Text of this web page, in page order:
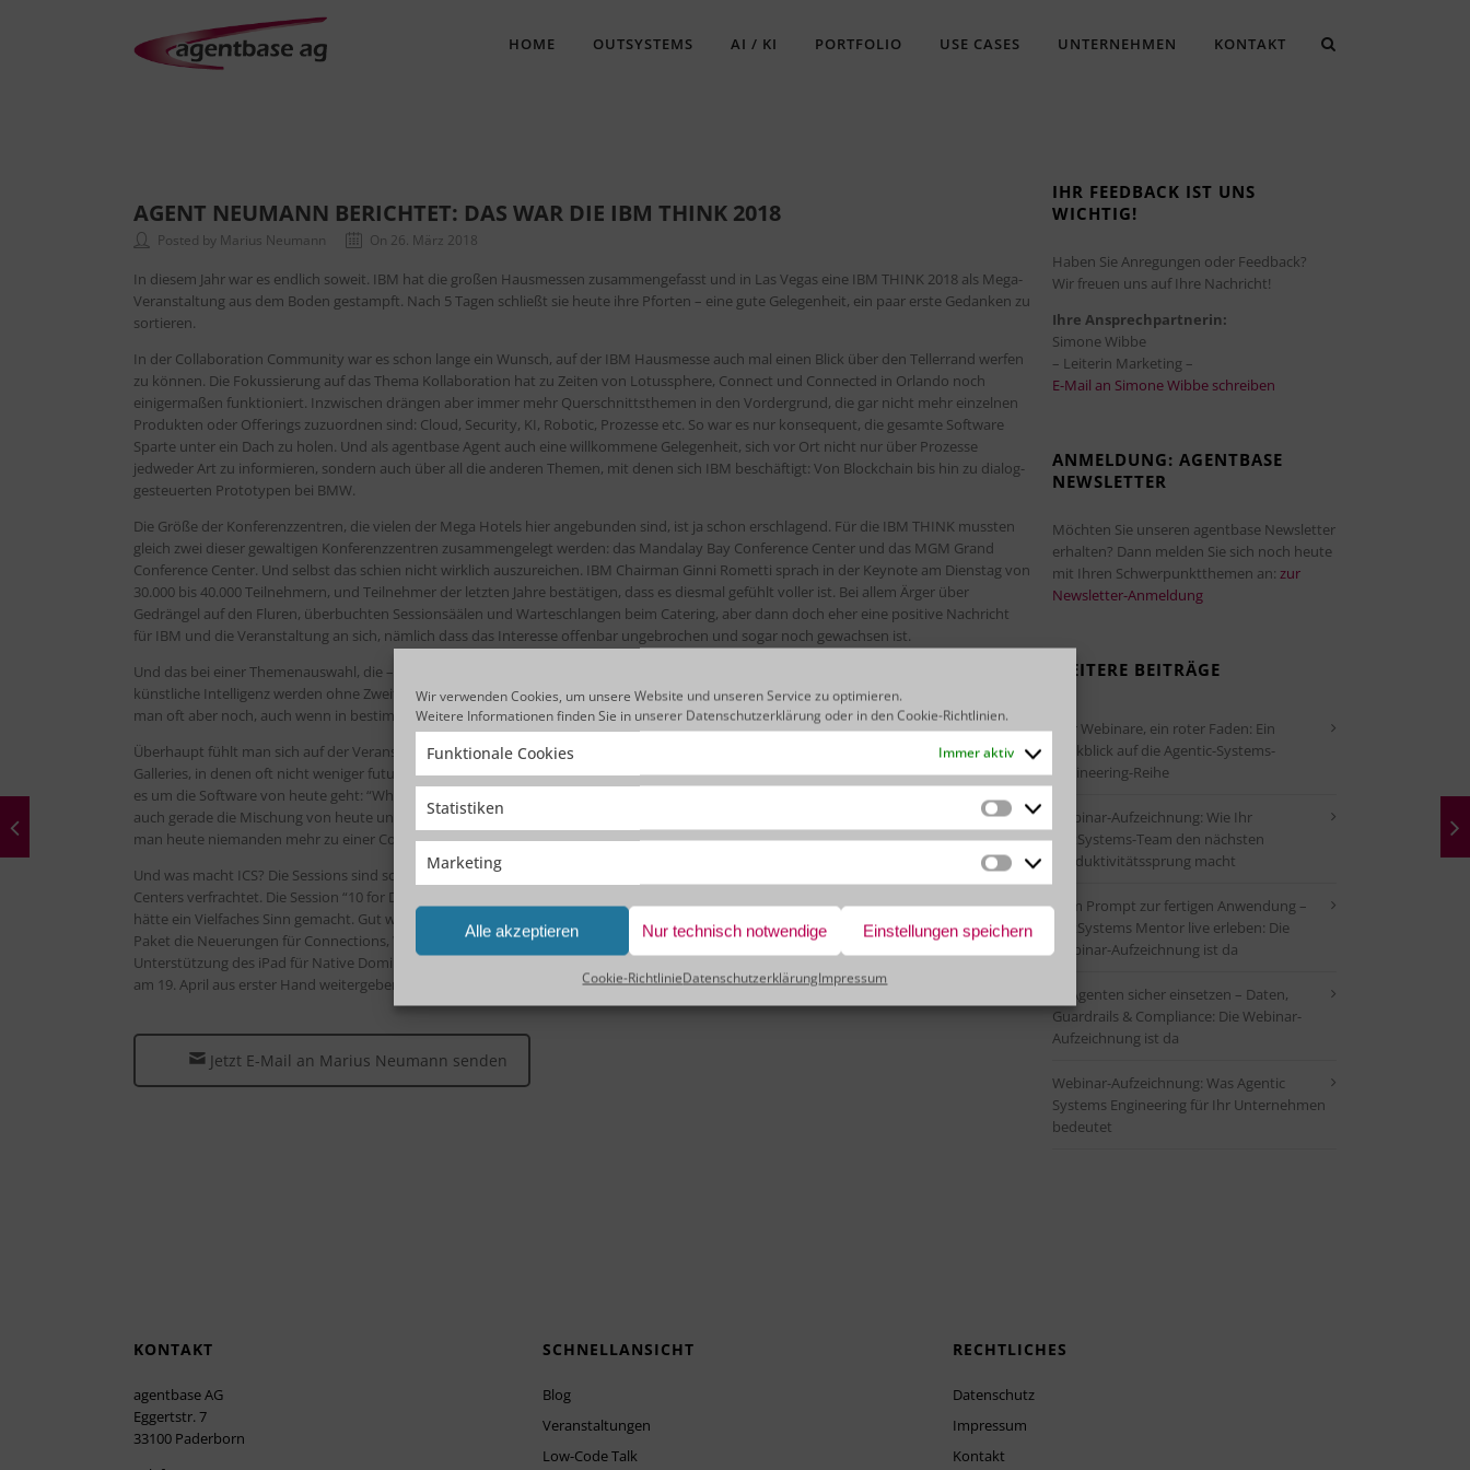
Wir verwenden Cookies, um unsere Website und unseren Service zu optimieren.
Weitere Informationen finden Sie in unserer Datenschutzerklärung oder in denCookie-Richtlinien.
Funktionale Cookies Immer aktiv
Statistiken Statistiken
Marketing Marketing
Alle akzeptieren Nur technisch notwendige Einstellungen speichern
Cookie-RichtlinieDatenschutzerklärungImpressum
HOME OUTSYSTEMS AI / KI PORTFOLIO USE CASES UNTERNEHMEN KONTAKT
AGENT NEUMANN BERICHTET: DAS WAR DIE IBM THINK 2018
Posted by Marius Neumann On 26. März 2018
In diesem Jahr war es endlich soweit. IBM hat die großen Hausmessen zusammengefasst und in Las Vegas eine IBM THINK 2018 als Mega-
Veranstaltung aus dem Boden gestampft. Nach 5 Tagen schließt sie heute ihre Pforten – eine gute Gelegenheit, ein paar erste Gedanken zu
sortieren.
In der Collaboration Community war es schon lange ein Wunsch, auf der IBM Hausmesse auch mal einen Blick über den Tellerrand werfen
zu können. Die Fokussierung auf das Thema Kollaboration hat zu Zeiten von Lotussphere, Connect und Connected in Orlando noch
einigermaßen funktioniert. Inzwischen drängen aber immer mehr Querschnittsthemen in den Vordergrund, die gar nicht mehr einzelnen
Produkten oder Offerings zuzuordnen sind: Cloud, Security, KI, Robotic, Prozesse etc. So war es nur konsequent, die gesamte Software
Sparte unter ein Dach zu holen. Und als agentbase Agent auch eine willkommene Gelegenheit, sich vor Ort nicht nur über Prozesse
jedweder Art zu informieren, sondern auch über all die anderen Themen, mit denen sich IBM beschäftigt: Von Blockchain bis hin zu dialog-
gesteuerten Prototypen bei BMW.
Die Größe der Konferenzzentren, die vielen der Mega Hotels hier angebunden sind, ist ja schon erschlagend. Für die IBM THINK mussten
gleich zwei dieser gewaltigen Konferenzzentren zusammengelegt werden: das Mandalay Bay Conference Center und das MGM Grand
Conference Center. Und selbst das schien nicht wirklich auszureichen. IBM Chairman Ginni Rometti sprach in der Keynote am Dienstag von
30.000 bis 40.000 Teilnehmern, und Teilnehmer der letzten Jahre bestätigen, dass es diesmal gefühlt voller ist. Bei allem Ärger über
Gedrängel auf den Fluren, überbuchten Sessionsäälen und Warteschlangen beim Catering, aber dann doch eher eine positive Nachricht
für IBM und die Veranstaltung an sich, nämlich dass das Interesse offenbar ungebrochen und sogar noch gewachsen ist.
Und das bei einer Themenauswahl, die – wie man es von IBM gewohnt ist – hoch innovativ und perspektivisch ist. Blockchain und
künstliche Intelligenz werden ohne Zweifel irgendwann den Weg in den IT Alltag finden. Die Geschäftsmodelle für die Welt von heute sucht
man oft aber noch, auch wenn in bestimmten Sparten wie der weltweiten Transportlogistik schon konkreten Nutzungen abzusehen sind.
Überhaupt fühlt man sich auf der Veranstaltung ein wenig wie zwischen zwei Welten: die futuristisch anmaßenden Think Theaters und
Galleries, in denen oft nicht weniger futuristische Themen auf der Agenda stehen und auf der anderen Seite die vielen Sessions, in denen
es um die Software von heute geht: “What’s New in …”, “Top 10 Features of …”, Labs, Breakout Sessions und so weiter. Vielleicht macht
auch gerade die Mischung von heute und von morgen den Reiz dieser Veranstaltung aus. Mit neuen Features einer x.x.1 Version kann
man heute niemanden mehr zu einer Convention locken. Die sind meistens sowieso alle schon im Vorfeld bekannt.
Und was macht ICS? Die Sessions sind schon sehr überschaubar, und ein wenig fühlt man sich in die hinteren Ecken des Convention
Centers verfrachtet. Die Session “10 for Domino 10: Top 10 Items from the #Domino2025 Jams” bot Platz für gefühlt 25 Personen. Hier
hätte ein Vielfaches Sinn gemacht. Gut war die Idee, alle Innovationen im ICS Bereich an einem halben Tag zu bündeln. So konnte man im
Paket die Neuerungen für Connections, Watson Workspace, der Watson Work Services Platform, Sametime und einer kommenden
Unterstützung des iPad für Native Domino Anwendungen gebündelt mitnehmen. Und wir können diese auf unserer Think Comes to You
am 19. April aus erster Hand weitergeben.
Jetzt E-Mail an Marius Neumann senden
IHR FEEDBACK IST UNS
WICHTIG!
Haben Sie Anregungen oder Feedback?
Wir freuen uns auf Ihre Nachricht!
Ihre Ansprechpartnerin:
Simone Wibbe
– Leiterin Marketing –
E-Mail an Simone Wibbe schreiben
ANMELDUNG: AGENTBASE
NEWSLETTER
Möchten Sie unseren agentbase Newsletter
erhalten? Dann melden Sie sich noch heute
mit Ihren Schwerpunktthemen an: zur
Newsletter-Anmeldung
WEITERE BEITRÄGE
Vier Webinare, ein roter Faden: Ein
Rückblick auf die Agentic-Systems-
Engineering-Reihe
Webinar-Aufzeichnung: Wie Ihr
OutSystems-Team den nächsten
Produktivitätssprung macht
Vom Prompt zur fertigen Anwendung –
OutSystems Mentor live erleben: Die
Webinar-Aufzeichnung ist da
KI-Agenten sicher einsetzen – Daten,
Guardrails & Compliance: Die Webinar-
Aufzeichnung ist da
Webinar-Aufzeichnung: Was Agentic
Systems Engineering für Ihr Unternehmen
bedeutet
KONTAKT
agentbase AG
Eggertstr. 7
33100 Paderborn
SCHNELLANSICHT
Blog
Veranstaltungen
Low-Code Talk
RECHTLICHES
Datenschutz
Impressum
Kontakt